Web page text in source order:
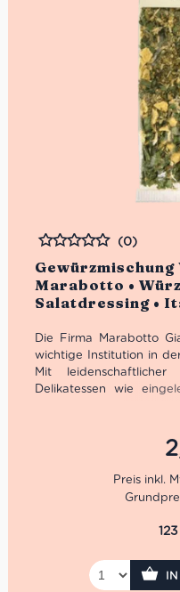
Marabotto •
Salatdressing •
Bewertet
(0)
Die Firma Marabotto
wichtige Institution in
Mit
Delikatessen wie
Gewürzmischung
Nun in dritter
hochwertigen sowie
Denn nur mit dem
der hohe Anspruch
werden. Dafür setzt
den Schwerpunkt auf
von Piemont und